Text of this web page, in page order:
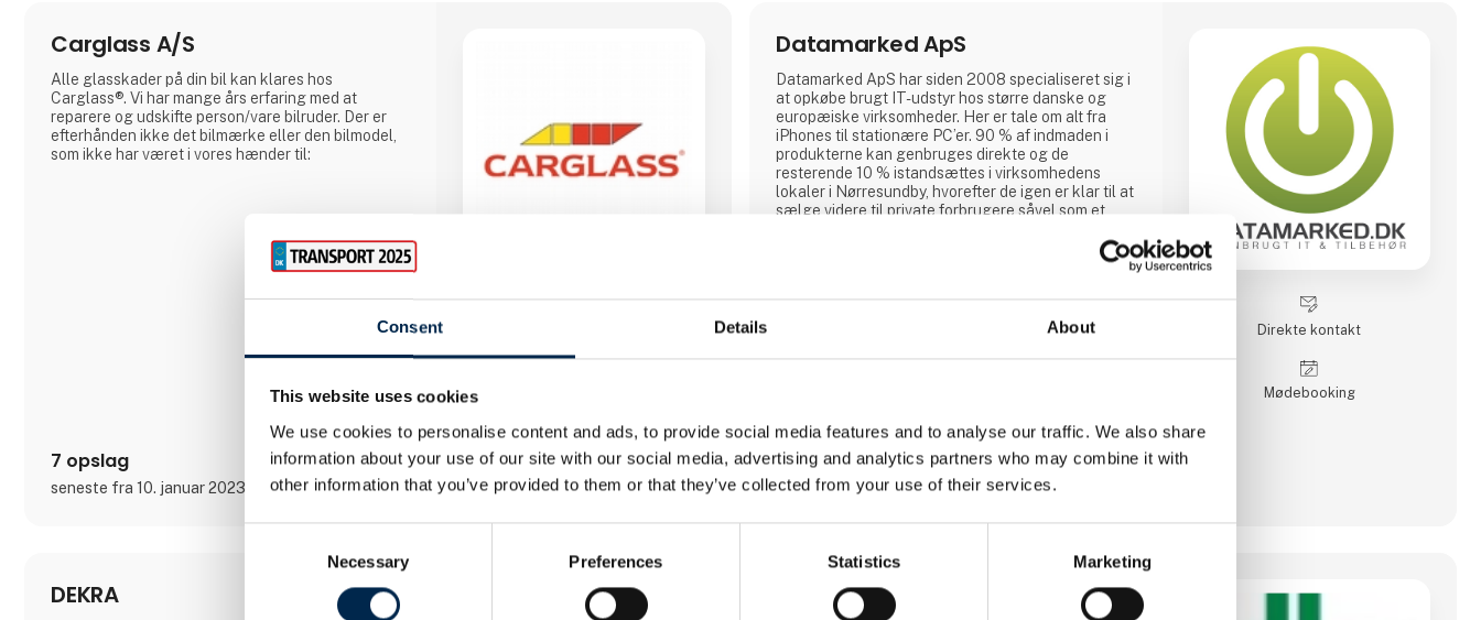
Consent Details About
This website uses cookies
We use cookies to personalise content and ads, to provide social media features and to analyse our traffic. We also share
information about your use of our site with our social media, advertising and analytics partners who may combine it with
other information that you’ve provided to them or that they’ve collected from your use of their services.
Necessary Preferences Statistics Marketing
Carglass A/S
Alle glasskader på din bil kan klares hos
Carglass®. Vi har mange års erfaring med at
reparere og udskifte person/vare bilruder. Der er
efterhånden ikke det bilmærke eller den bilmodel,
som ikke har været i vores hænder til:
7 opslag
seneste fra 10. januar 2023 1 kontakt­personer
Datamarked ApS
Datamarked ApS har siden 2008 specialiseret sig i
at opkøbe brugt IT-udstyr hos større danske og
europæiske virksomheder. Her er tale om alt fra
iPhones til stationære PC’er. 90 % af indmaden i
produkterne kan genbruges direkte og de
resterende 10 % istandsættes i virksomhedens
lokaler i Nørresundby, hvorefter de igen er klar til at
sælge videre til private forbrugere såvel som et
Hos Datamarked ApS er et af de vigtigste nøgleord
virksomhed har afskrevet deres udstyr i et
regnskab, så er det ikke ensbetydende med at
Direkte kontakt
Møde­booking
DEKRA DLG FarmPack